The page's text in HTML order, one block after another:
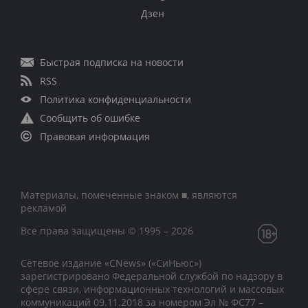
Дзен
Быстрая подписка на новости
RSS
Политика конфиденциальности
Сообщить об ошибке
Правовая информация
Материалы, помеченные знаком ■, являются
рекламой
Все права защищены © 1995 – 2026
Сетевое издание «CNews» («СиНьюс»)
зарегистрировано Федеральной службой по надзору в
сфере связи, информационных технологий и массовых
коммуникаций 09.11.2018 за номером Эл № ФС77 –